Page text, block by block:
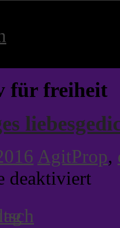
für freiheit
AgitProp,
deaktiviert